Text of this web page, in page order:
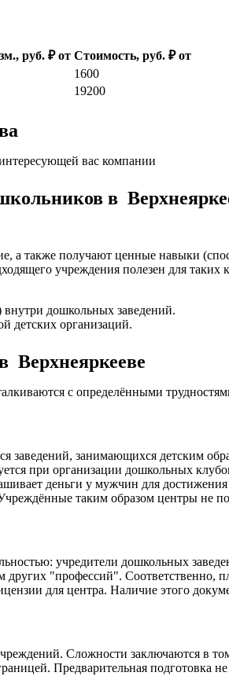
руб. ₽ от Стоимость, руб. ₽ от
1600
19200
вас компании
в
а также получают ценные навыки
учреждения полезен для таких
внутри дошкольных заведений.
детских организаций.
Верхнеяркееве
с определёнными
заведений, занимающихся детским
при организации дошкольных
деньги у мужчин для
таким образом центры не
учредители дошкольных
других "профессий".
для центра. Наличие этого
Сложности заключаются в
Предварительная подготовка